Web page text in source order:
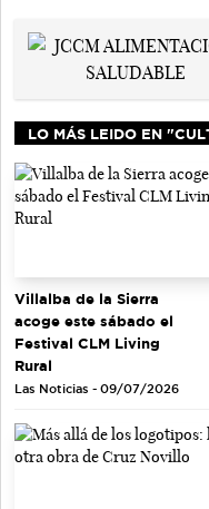
LO MÁS LEIDO EN
Villalba de la Sierra
acoge este sábado el
Festival CLM Living
Rural
Las Noticias - 09/07/2026